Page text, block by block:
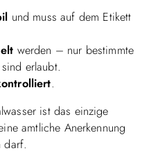
und muss auf dem Etikett
werden – nur bestimmte
erlaubt.
.
ist das einzige
amtliche Anerkennung
darf.